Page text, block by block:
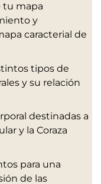
tu mapa
y
caracterial de
tipos de
y su relación
destinadas a
y la Coraza
para una
de las